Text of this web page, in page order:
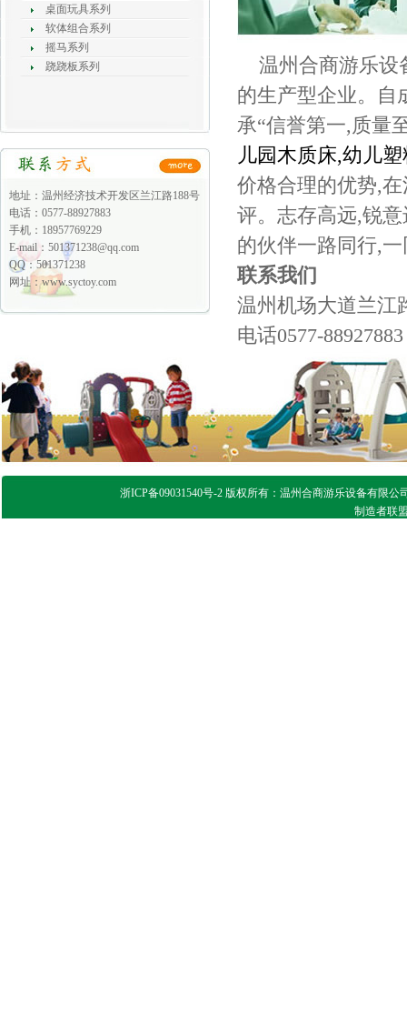
桌面玩具系列
软体组合系列
摇马系列
跷跷板系列
地址：温州经济技术开发区兰江路188号
电话：0577-88927883
手机：18957769229
E-mail： 501371238@qq.com
QQ：501371238
网址：www.syctoy.com
温州合商游乐设
的生产型企业。自
承“信誉第一,质量
儿园木质床,幼儿
价格合理的优势,
评。志存高远,锐
的伙伴一路同行,
联系我们
温州机场大道兰江
电话0577-
浙ICP备09031540号-2 版权所有：温州合商游乐设备有限
制造者联